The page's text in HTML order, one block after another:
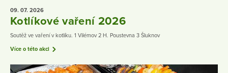
09. 07. 2026
Kotlíkové vaření 2026
Soutěž ve vaření v kotlíku. 1 Vilémov 2 H. Poustevna 3 Šluknov
Více o této akci